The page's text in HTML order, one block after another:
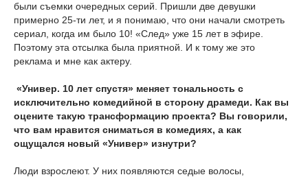
были съемки очередных серий. Пришли две девушки
примерно 25-ти лет, и я понимаю, что они начали смотреть
сериал, когда им было 10! «След» уже 15 лет в эфире.
Поэтому эта отсылка была приятной. И к тому же это
реклама и мне как актеру.
«Универ. 10 лет спустя» меняет тональность с
исключительно комедийной в сторону драмеди. Как вы
оцените такую трансформацию проекта? Вы говорили,
что вам нравится сниматься в комедиях, а как
ощущался новый «Универ» изнутри?
Люди взрослеют. У них появляются седые волосы,